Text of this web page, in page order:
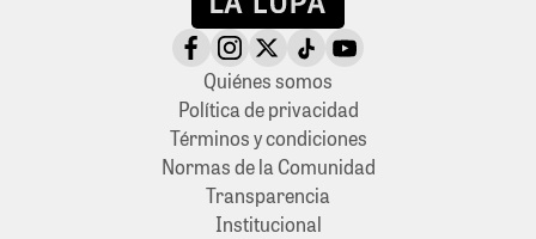
Quiénes somos
Política de privacidad
Términos y condiciones
Normas de la Comunidad
Transparencia
Institucional